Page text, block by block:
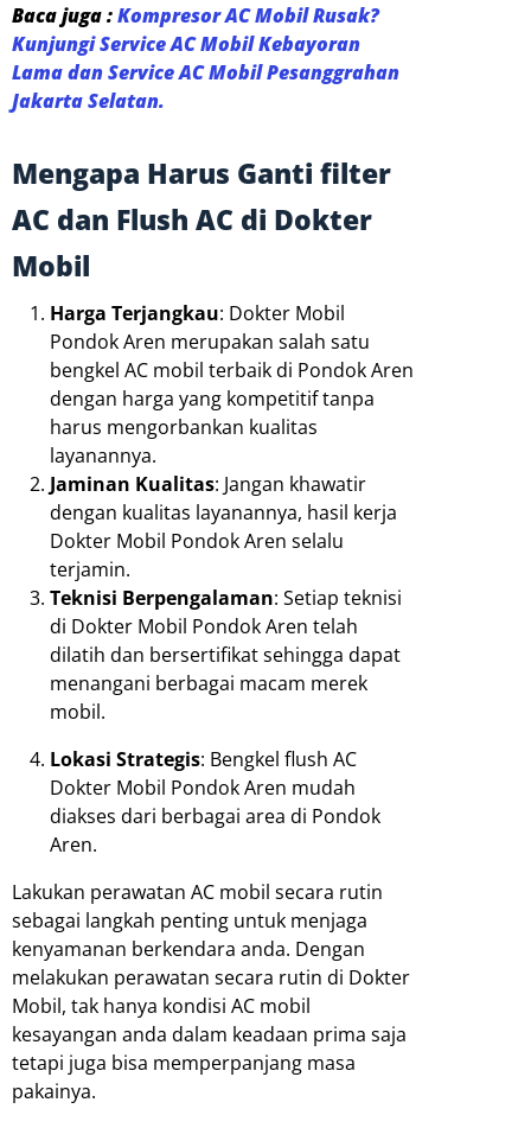
Baca juga :Kompresor AC Mobil Rusak?
Kunjungi Service AC Mobil Kebayoran
Lama dan Service AC Mobil Pesanggrahan
Jakarta Selatan.
Mengapa Harus Ganti filter
AC dan Flush AC di Dokter
Mobil
Harga Terjangkau: Dokter Mobil
Pondok Aren merupakan salah satu
bengkel AC mobil terbaik di Pondok Aren
dengan harga yang kompetitif tanpa
harus mengorbankan kualitas
layanannya.
Jaminan Kualitas: Jangan khawatir
dengan kualitas layanannya, hasil kerja
Dokter Mobil Pondok Aren selalu
terjamin.
Teknisi Berpengalaman: Setiap teknisi
di Dokter Mobil Pondok Aren telah
dilatih dan bersertifikat sehingga dapat
menangani berbagai macam merek
mobil.
Lokasi Strategis: Bengkel flush AC
Dokter Mobil Pondok Aren mudah
diakses dari berbagai area di Pondok
Aren.
Lakukan perawatan AC mobil secara rutin
sebagai langkah penting untuk menjaga
kenyamanan berkendara anda. Dengan
melakukan perawatan secara rutin di Dokter
Mobil, tak hanya kondisi AC mobil
kesayangan anda dalam keadaan prima saja
tetapi juga bisa memperpanjang masa
pakainya.